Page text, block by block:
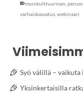
monikulttuurinen
varhaiskasvatus webinaari
Syö välillä – vaikuta
Yksinkertaisilla